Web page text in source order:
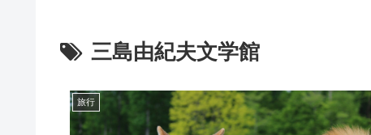
三島由紀夫文学館
旅行